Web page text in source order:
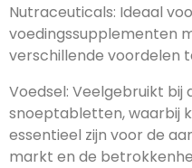
Nutraceuticals: Ideaal
voedingssupplementen
verschillende voordelen
Voedsel: Veelgebruikt bij
snoeptabletten, waarbij
essentieel zijn voor de
markt en de